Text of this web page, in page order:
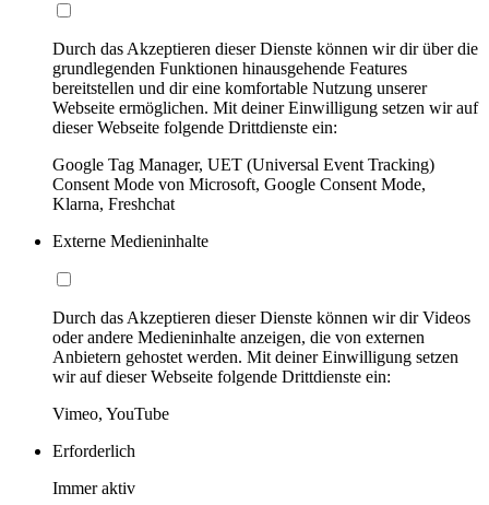
Durch das Akzeptieren dieser Dienste können wir dir über die
grundlegenden Funktionen hinausgehende Features
bereitstellen und dir eine komfortable Nutzung unserer
Webseite ermöglichen. Mit deiner Einwilligung setzen wir auf
dieser Webseite folgende Drittdienste ein:
Google Tag Manager, UET (Universal Event Tracking)
Consent Mode von Microsoft, Google Consent Mode,
Klarna, Freshchat
Externe Medieninhalte
Durch das Akzeptieren dieser Dienste können wir dir Videos
oder andere Medieninhalte anzeigen, die von externen
Anbietern gehostet werden. Mit deiner Einwilligung setzen
wir auf dieser Webseite folgende Drittdienste ein:
Vimeo, YouTube
Erforderlich
Immer aktiv